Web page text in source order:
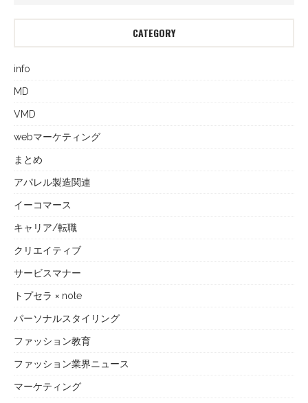
CATEGORY
info
MD
VMD
webマーケティング
まとめ
アパレル製造関連
イーコマース
キャリア/転職
クリエイティブ
サービスマナー
トプセラ × note
パーソナルスタイリング
ファッション教育
ファッション業界ニュース
マーケティング